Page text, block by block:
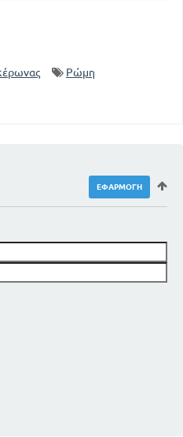
Ρώμη